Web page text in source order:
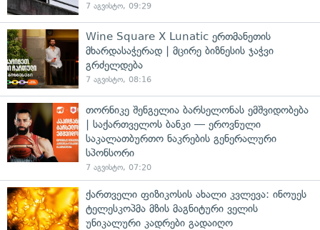
7 აგვისტო, 09:29
Wine Square X Lunatic ერთმანეთის
მხარდასაჭერად | მცირე ბიზნესის ჯაჭვი
გრძელდება
7 აგვისტო, 08:16
თორნიკე შენგელია ბარსელონას ემშვიდობება
| საქართველოს ბანკი — ეროვნული
საკალათბურთო ნაკრების გენერალური
სპონსორი
7 აგვისტო, 07:20
ქართველი ფიზიკოსის ახალი კვლევა: ინოუეს
ტელესკოპმა მზის მაგნიტური ველის
უნიკალური კადრები გადაიღო